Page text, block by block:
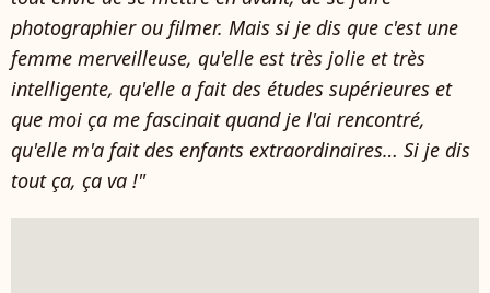
photographier ou filmer. Mais si je dis que c'est une
femme merveilleuse, qu'elle est très jolie et très
intelligente, qu'elle a fait des études supérieures et
que moi ça me fascinait quand je l'ai rencontré,
qu'elle m'a fait des enfants extraordinaires… Si je dis
tout ça, ça va !"